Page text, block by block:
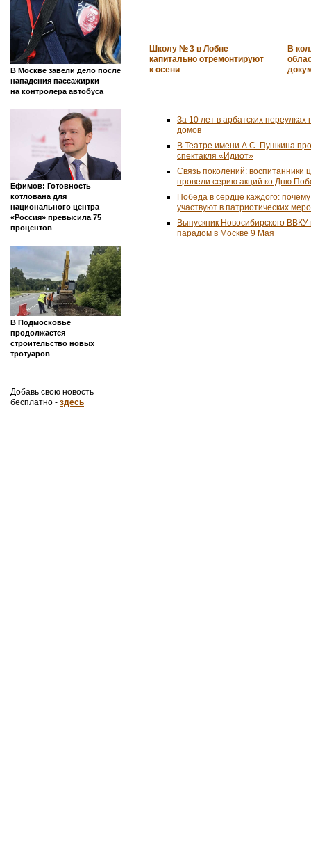
В Москве завели дело после
нападения пассажирки
на контролера автобуса
Ефимов: Готовность
котлована для
национального центра
«Россия» превысила 75
процентов
В Подмосковье
продолжается
строительство новых
тротуаров
Добавь свою новость
бесплатно - здесь
Школу № 3 в Лобне
капитально отремонтируют
к осени
В
За 10 лет в арбатских переулках
домов
В Театре имени А.С. Пушкина
спектакля «Идиот»
Связь поколений: воспитанники
провели серию акций ко Дню
Победа в сердце каждого:
участвуют в патриотических
Выпускник Новосибирского
парадом в Москве 9 Мая